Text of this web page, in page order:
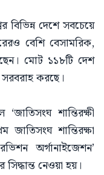
বিভিন্ন দেশে সবচেয়ে
বেশি বেসামরিক,
মোট ১১৮টি দেশ
সরবরাহ করছে।
শান্তিরক্ষী
শান্তিরক্ষা
অর্গানাইজেশন’
নেওয়া হয়।